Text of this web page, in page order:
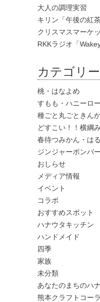
大人の調理実習
キリン「午後の紅
クリスマスマーケ
RKKラジオ「
カテゴリー
桃・はなよめ
すもも・ハニーロ
種ごと丸ごときん
どすこい！！横綱
春待つみかん・は
ジンジャーボンバー
おしらせ
メディア情報
イベント
コラボ
おすすめスポット
ハナウタキッチン
ハンドメイド
四季
家族
未分類
あなたのまちのハ
熊本クラフトコーラ